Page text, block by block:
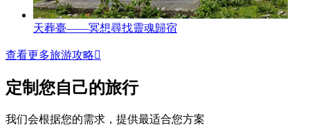
天葬臺——冥想尋找靈魂歸宿
查看更多旅游攻略
定制您自己的旅行
我们会根据您的需求，提供最适合您方案